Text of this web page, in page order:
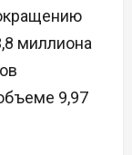
миллиона
9,97